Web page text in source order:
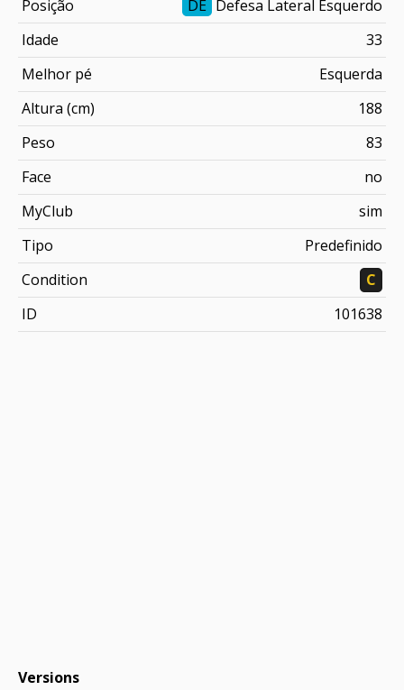
Posição
DE Defesa Lateral Esquerdo
Idade
33
Melhor pé
Esquerda
Altura (cm)
188
Peso
83
Face
no
MyClub
sim
Tipo
Predefinido
Condition
C
ID
101638
Versions